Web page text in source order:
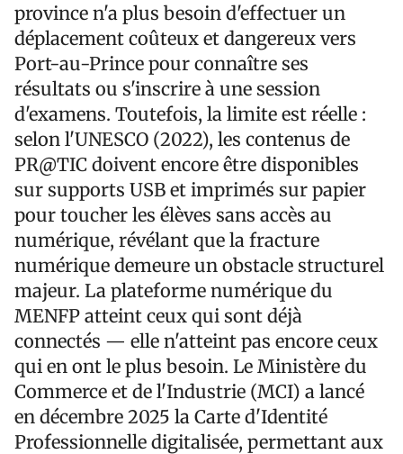
province n'a plus besoin d'effectuer un
déplacement coûteux et dangereux vers
Port-au-Prince pour connaître ses
résultats ou s'inscrire à une session
d'examens. Toutefois, la limite est réelle :
selon l'UNESCO (2022), les contenus de
PR@TIC doivent encore être disponibles
sur supports USB et imprimés sur papier
pour toucher les élèves sans accès au
numérique, révélant que la fracture
numérique demeure un obstacle structurel
majeur. La plateforme numérique du
MENFP atteint ceux qui sont déjà
connectés — elle n'atteint pas encore ceux
qui en ont le plus besoin. Le Ministère du
Commerce et de l'Industrie (MCI) a lancé
en décembre 2025 la Carte d'Identité
Professionnelle digitalisée, permettant aux